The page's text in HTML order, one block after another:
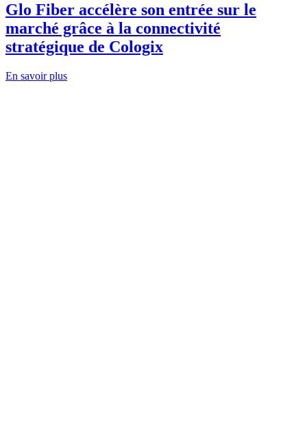
Glo Fiber accélère son entrée sur le
marché grâce à la connectivité
stratégique de Cologix
En savoir plus